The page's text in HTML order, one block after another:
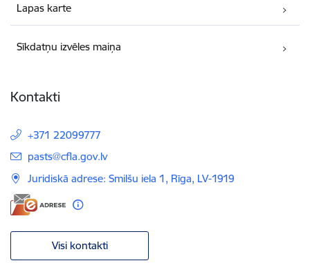
Lapas karte
Sīkdatņu izvēles maiņa
Kontakti
+371 22099777
E-pasts:
pasts@cfla.gov.lv
Juridiskā adrese: Smilšu iela 1, Rīga, LV-1919
Visi kontakti